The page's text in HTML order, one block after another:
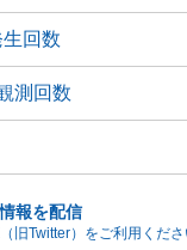
回数
測回数
報を配信
旧Twitter）をご利用くださ